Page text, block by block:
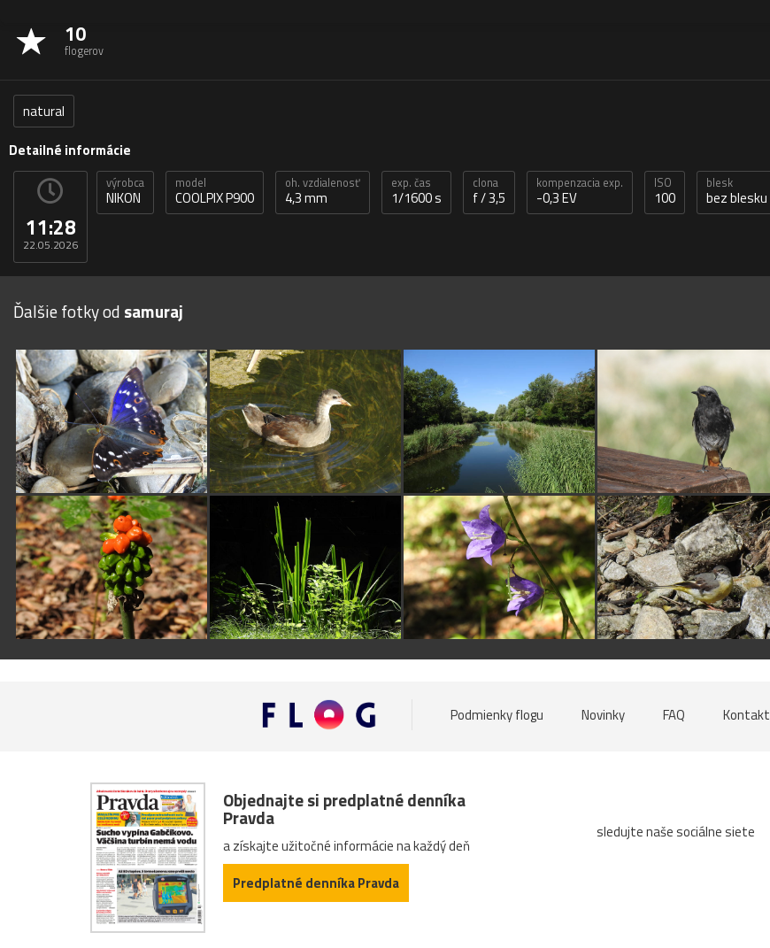
10
flogerov
natural
Detailné informácie
11:28
22.05.2026
výrobca
NIKON
model
COOLPIX P900
oh. vzdialenosť
4,3 mm
exp. čas
1/1600 s
clona
f / 3,5
kompenzacia exp.
-0,3 EV
ISO
100
blesk
bez blesku
Ďalšie fotky od samuraj
Podmienky flogu Novinky FAQ Kontakt
Objednajte si predplatné denníka
Pravda
a získajte užitočné informácie na každý deň
Predplatné denníka Pravda
sledujte naše sociálne siete